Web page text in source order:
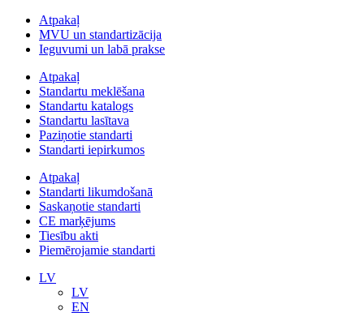
Atpakaļ
MVU un standartizācija
Ieguvumi un labā prakse
Atpakaļ
Standartu meklēšana
Standartu katalogs
Standartu lasītava
Paziņotie standarti
Standarti iepirkumos
Atpakaļ
Standarti likumdošanā
Saskaņotie standarti
CE marķējums
Tiesību akti
Piemērojamie standarti
LV
LV
EN